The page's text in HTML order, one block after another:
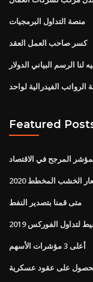
منصة التداول البرمجيات
كسر صاحب العمل العقد
لنا الرسم البياني الدولار
الفيدرالية لواحد
Featured
المرجح في الاقتصاد
الخشب المخطط 2020
متى قمنا بتصدير النفط
لتداول الفوركس 2019
أعلى 3 مؤشرات الأسهم
على عقود عسكرية